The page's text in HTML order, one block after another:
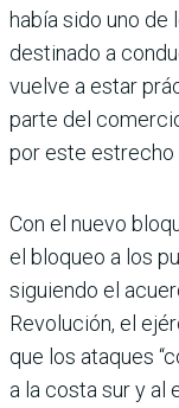
había sido uno
destinado a
vuelve a estar
parte del
por este estrecho
Con el nuevo
el bloqueo a los
siguiendo el
Revolución, el
que los ataques
a la costa sur y al